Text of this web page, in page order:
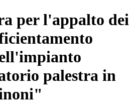
per l'appalto dei
palestra in